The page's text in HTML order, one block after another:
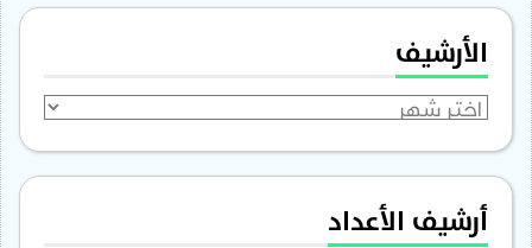
الأرشيف
الأرشيف
أرشيف الأعداد